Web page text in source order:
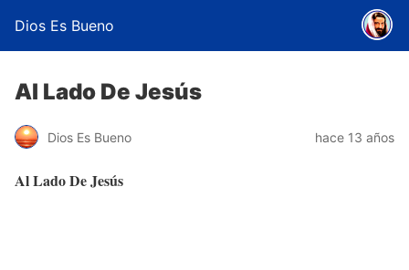
Dios Es Bueno
Al Lado De Jesús
Dios Es Bueno hace 13 años
Al Lado De Jesús